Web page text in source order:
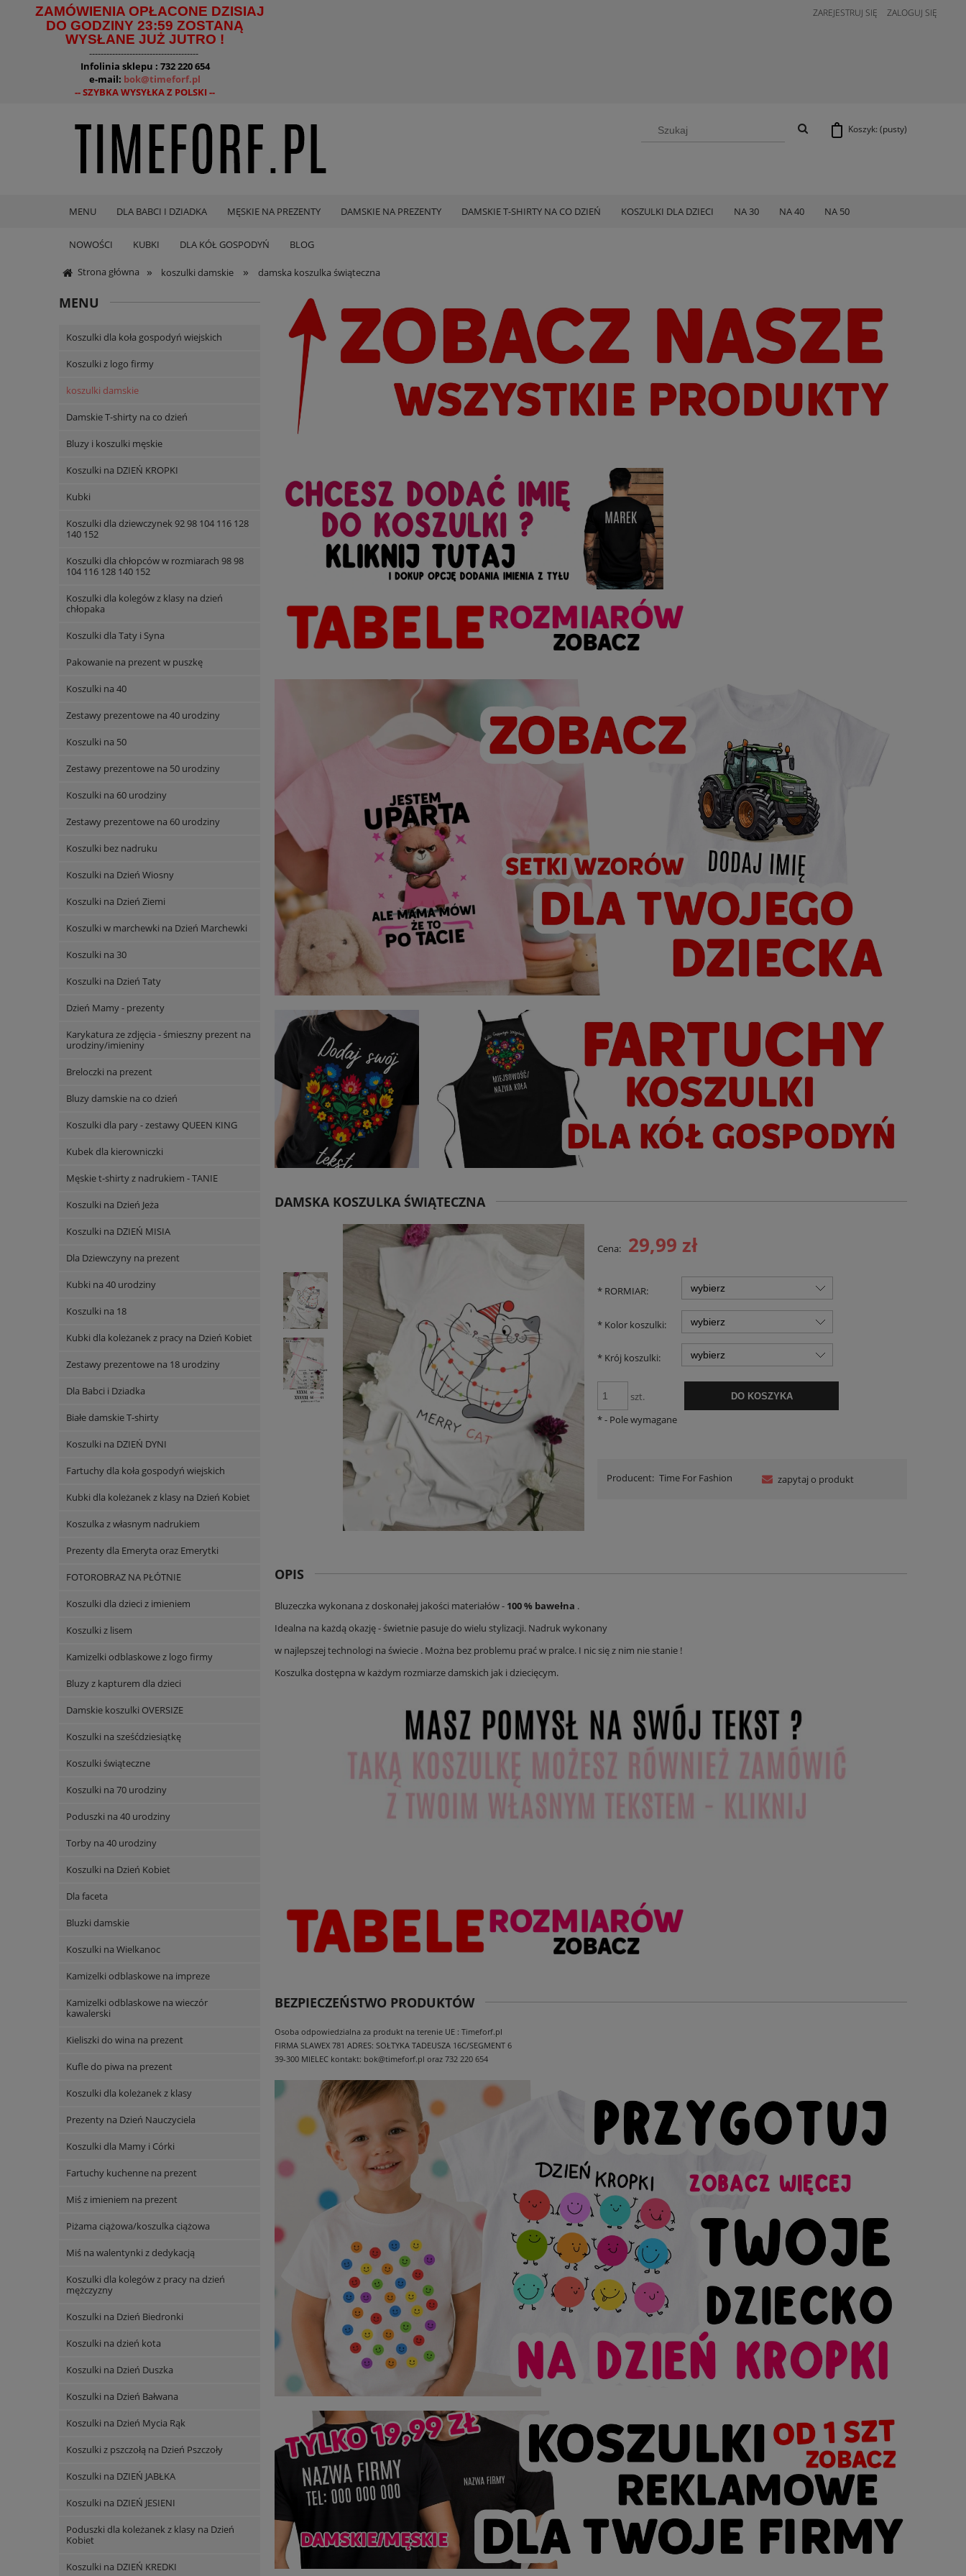
ZAMÓWIENIA OPŁACONE DZISIAJ
DO GODZINY 23:59 ZOSTANĄ
WYSŁANE JUŻ JUTRO !
--------------------------------------
Infolinia sklepu : 732 220 654
e-mail: bok@timeforf.pl
-- SZYBKA WYSYŁKA Z POLSKI --
ZAREJESTRUJ SIĘ ZALOGUJ SIĘ
Koszyk: (pusty)
MENU DLA BABCI I DZIADKA MĘSKIE NA PREZENTY DAMSKIE NA PREZENTY DAMSKIE T-SHIRTY NA CO DZIEŃ KOSZULKI DLA DZIECI NA 30 NA 40 NA 50
NOWOŚCI KUBKI DLA KÓŁ GOSPODYŃ BLOG
Strona główna » koszulki damskie » damska koszulka świąteczna
MENU
Koszulki dla koła gospodyń wiejskich
Koszulki z logo firmy
koszulki damskie
Damskie T-shirty na co dzień
Bluzy i koszulki męskie
Koszulki na DZIEŃ KROPKI
Kubki
Koszulki dla dziewczynek 92 98 104 116 128
140 152
Koszulki dla chłopców w rozmiarach 98 98
104 116 128 140 152
Koszulki dla kolegów z klasy na dzień
chłopaka
Koszulki dla Taty i Syna
Pakowanie na prezent w puszkę
Koszulki na 40
Zestawy prezentowe na 40 urodziny
Koszulki na 50
Zestawy prezentowe na 50 urodziny
Koszulki na 60 urodziny
Zestawy prezentowe na 60 urodziny
Koszulki bez nadruku
Koszulki na Dzień Wiosny
Koszulki na Dzień Ziemi
Koszulki w marchewki na Dzień Marchewki
Koszulki na 30
Koszulki na Dzień Taty
Dzień Mamy - prezenty
Karykatura ze zdjęcia - śmieszny prezent na
urodziny/imieniny
Breloczki na prezent
Bluzy damskie na co dzień
Koszulki dla pary - zestawy QUEEN KING
Kubek dla kierowniczki
Męskie t-shirty z nadrukiem - TANIE
Koszulki na Dzień Jeża
Koszulki na DZIEŃ MISIA
Dla Dziewczyny na prezent
Kubki na 40 urodziny
Koszulki na 18
Kubki dla koleżanek z pracy na Dzień Kobiet
Zestawy prezentowe na 18 urodziny
Dla Babci i Dziadka
Białe damskie T-shirty
Koszulki na DZIEŃ DYNI
Fartuchy dla koła gospodyń wiejskich
Kubki dla koleżanek z klasy na Dzień Kobiet
Koszulka z własnym nadrukiem
Prezenty dla Emeryta oraz Emerytki
FOTOROBRAZ NA PŁÓTNIE
Koszulki dla dzieci z imieniem
Koszulki z lisem
Kamizelki odblaskowe z logo firmy
Bluzy z kapturem dla dzieci
Damskie koszulki OVERSIZE
Koszulki na sześćdziesiątkę
Koszulki świąteczne
Koszulki na 70 urodziny
Poduszki na 40 urodziny
Torby na 40 urodziny
Koszulki na Dzień Kobiet
Dla faceta
Bluzki damskie
Koszulki na Wielkanoc
Kamizelki odblaskowe na impreze
Kamizelki odblaskowe na wieczór
kawalerski
Kieliszki do wina na prezent
Kufle do piwa na prezent
Koszulki dla koleżanek z klasy
Prezenty na Dzień Nauczyciela
Koszulki dla Mamy i Córki
Fartuchy kuchenne na prezent
Miś z imieniem na prezent
Piżama ciążowa/koszulka ciążowa
Miś na walentynki z dedykacją
Koszulki dla kolegów z pracy na dzień
mężczyzny
Koszulki na Dzień Biedronki
Koszulki na dzień kota
Koszulki na Dzień Duszka
Koszulki na Dzień Bałwana
Koszulki na Dzień Mycia Rąk
Koszulki z pszczołą na Dzień Pszczoły
Koszulki na DZIEŃ JABŁKA
Koszulki na DZIEŃ JESIENI
Poduszki dla koleżanek z klasy na Dzień
Kobiet
Koszulki na DZIEŃ KREDKI
DAMSKA KOSZULKA ŚWIĄTECZNA
Cena: 29,99 zł
* RORMIAR:
* Kolor koszulki:
* Krój koszulki:
szt. DO KOSZYKA
*- Pole wymagane
Producent: Time For Fashion zapytaj o produkt
OPIS
Bluzeczka wykonana z doskonałej jakości materiałów - 100 % bawełna .
Idealna na każdą okazję - świetnie pasuje do wielu stylizacji. Nadruk wykonany
w najlepszej technologi na świecie . Można bez problemu prać w pralce. I nic się z nim nie stanie !
Koszulka dostępna w każdym rozmiarze damskich jak i dziecięcym.
BEZPIECZEŃSTWO PRODUKTÓW
Osoba odpowiedzialna za produkt na terenie UE : Timeforf.pl
FIRMA SLAWEX 781 ADRES: SOŁTYKA TADEUSZA 16C/SEGMENT 6
39-300 MIELEC kontakt: bok@timeforf.pl oraz 732 220 654